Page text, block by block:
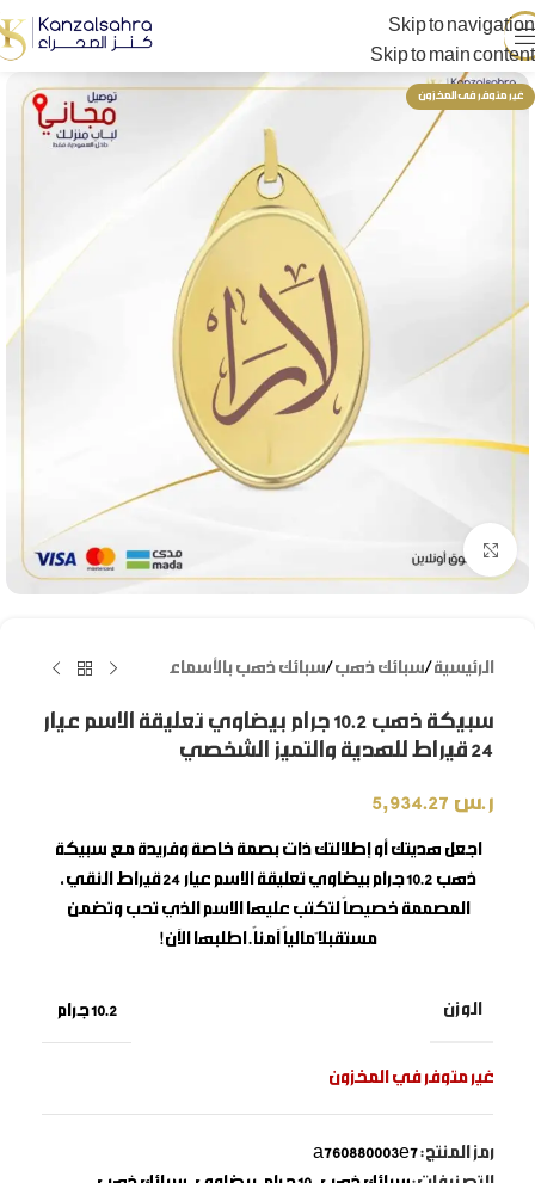
Skip to navigation
Skip to main content
غير متوفر فى المخزون
Click to enlarge
الرئيسية /سبائك ذهب /سبائك ذهب بالأسماء
سبيكة ذهب 10.2 جرام بيضاوي تعليقة الاسم عيار
24 قيراط للهدية والتميز الشخصي
ر.س
اجعل هديتك أو إطلالتك ذات بصمة خاصة وفريدة مع سبيكة
ذهب 10.2 جرام بيضاوي تعليقة الاسم
عيار 24 قيراط النقي،
المصممة خصيصاً لتكتب عليها الاسم الذي تحب وتضمن
مستقبلاً مالياً آمناً. اطلبها الآن!
الوزن 10.2 جرام
غير متوفر في المخزون
رمز المنتج:a760880003e7